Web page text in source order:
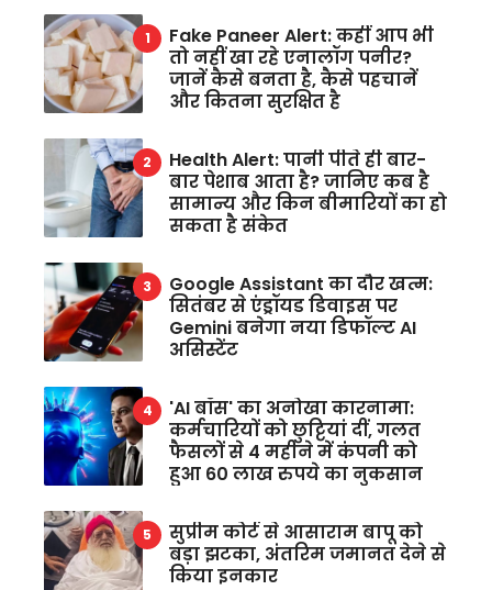
Fake Paneer Alert: कहीं आप भी
तो नहीं खा रहे एनालॉग पनीर?
जानें कैसे बनता है, कैसे पहचानें
और कितना सुरक्षित है
Health Alert: पानी पीते ही बार-
बार पेशाब आता है? जानिए कब है
सामान्य और किन बीमारियों का हो
सकता है संकेत
Google Assistant का दौर खत्म:
सितंबर से एंड्रॉयड डिवाइस पर
Gemini बनेगा नया डिफॉल्ट AI
असिस्टेंट
'AI बॉस' का अनोखा कारनामा:
कर्मचारियों को छुट्टियां दीं, गलत
फैसलों से 4 महीने में कंपनी को
हुआ 60 लाख रुपये का नुकसान
सुप्रीम कोर्ट से आसाराम बापू को
बड़ा झटका, अंतरिम जमानत देने से
किया इनकार